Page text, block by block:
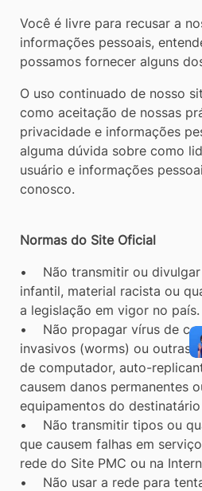
Você é livre para recusar a
informações pessoais,
possamos fornecer alguns
O uso continuado de nosso
como aceitação de nossas
privacidade e informações
alguma dúvida sobre como
usuário e informações
conosco.
Normas do Site Oficial
• Não transmitir ou divulgar
infantil, material racista ou
a legislação em vigor no país.
• Não propagar vírus de
invasivos (worms) ou outras
de computador, auto-
causem danos permanentes
equipamentos do destinatário
• Não transmitir tipos ou
que causem falhas em
rede do Site PMC ou na
• Não usar a rede para